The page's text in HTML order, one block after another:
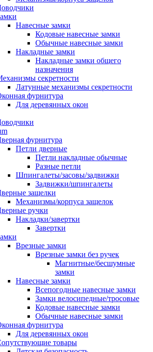
Навесные замки
Кодовые навесные замки
Обычные навесные замки
Накладные замки
Накладные замки общего
назначения
секретности
Латунные механизмы секретности
фурнитура
Для деревянных окон
фурнитура
Петли дверные
Петли накладные обычные
Разные петли
Шпингалеты/засовы/задвижки
Задвижки/шпингалеты
защелки
Механизмы/корпуса защелок
ручки
Накладки/завертки
Завертки
Врезные замки
Врезные замки без ручек
Магнитные/бесшумные
замки
Навесные замки
Всепогодные навесные замки
Замки велосипедные/тросовые
Кодовые навесные замки
Обычные навесные замки
фурнитура
Для деревянных окон
товары